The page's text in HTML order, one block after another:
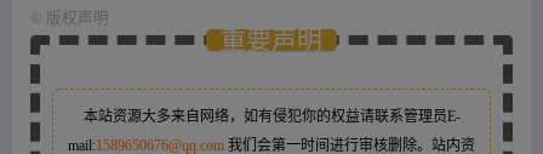
版权声明
重要声明
本站资源大多来自网络，如有侵犯你的权益请联系管理员E-
mail:1589650676@qq.com 我们会第一时间进行审核删除。站内资